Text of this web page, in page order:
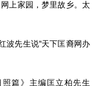
上家园，梦里故乡。太
波先生说“天下匡裔网办
篇》主编匡立柏先生